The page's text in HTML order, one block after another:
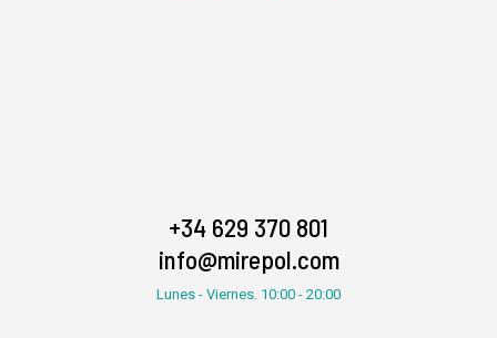
+34 629 370 801
info@mirepol.com
Lunes - Viernes. 10:00 - 20:00